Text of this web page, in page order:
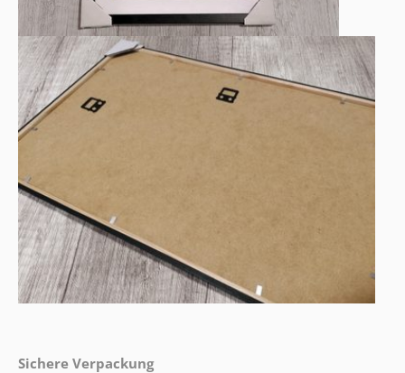
Sichere Verpackung